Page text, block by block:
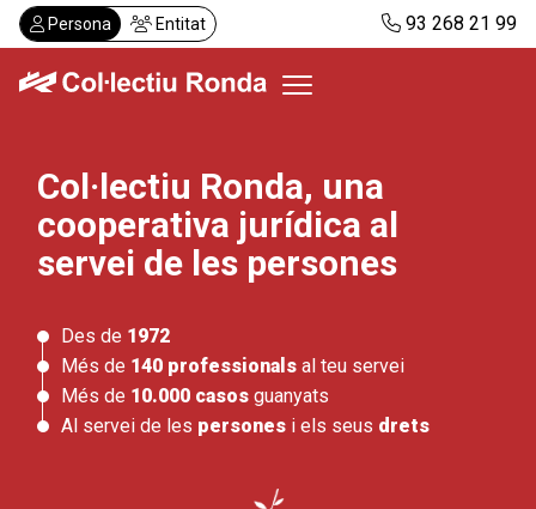
Vés
al
contingut
Persona Entitat 93 268 21 99
Col·lectiu Ronda
Serveis
Actualitat
Despatxos
Abonaments
CA ES
Col·lectiu Ronda, una
cooperativa jurídica al
servei de les persones
Des de 1972
Més de 140 professionals al teu servei
Més de 10.000 casos guanyats
Al servei de les persones i els seus drets